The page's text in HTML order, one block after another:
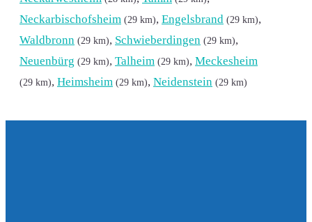
Neckarbischofsheim (29 km), Engelsbrand (29 km),
Waldbronn (29 km), Schwieberdingen (29 km),
Neuenbürg (29 km), Talheim (29 km), Meckesheim
(29 km), Heimsheim (29 km), Neidenstein (29 km)